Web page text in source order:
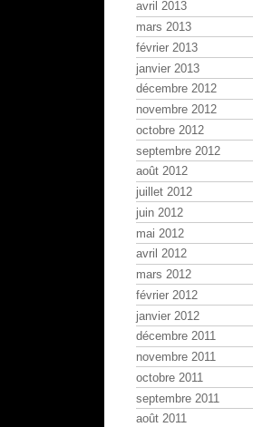
avril 2013
mars 2013
février 2013
janvier 2013
décembre 2012
novembre 2012
octobre 2012
septembre 2012
août 2012
juillet 2012
juin 2012
mai 2012
avril 2012
mars 2012
février 2012
janvier 2012
décembre 2011
novembre 2011
octobre 2011
septembre 2011
août 2011